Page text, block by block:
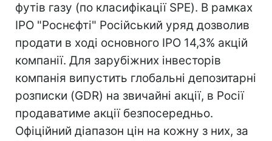
футів газу (по класифікації SPE). В рамках
IPO "Роснєфті" Російський уряд дозволив
продати в ході основного IPO 14,3% акцій
компанії. Для зарубіжних інвесторів
компанія випустить глобальні депозитарні
розписки (GDR) на звичайні акції, в Росії
продаватиме акції безпосередньо.
Офіційний діапазон цін на кожну з них, за